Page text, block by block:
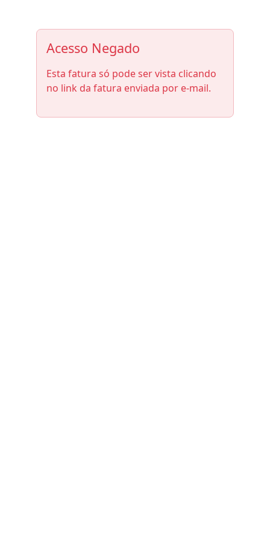
Acesso Negado
Esta fatura só pode ser vista clicando
no link da fatura enviada por e-mail.